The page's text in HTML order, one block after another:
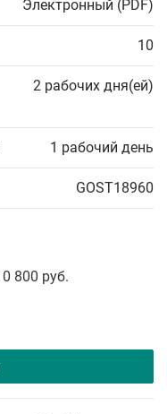
Электронный (PDF)
10
2 рабочих дня(ей)
1 рабочий день
GOST18960
800 руб.